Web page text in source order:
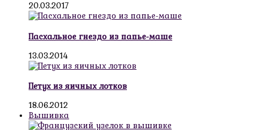
20.03.2017
Пасхальное гнездо из папье-маше
13.03.2014
Петух из яичных лотков
18.06.2012
Вышивка